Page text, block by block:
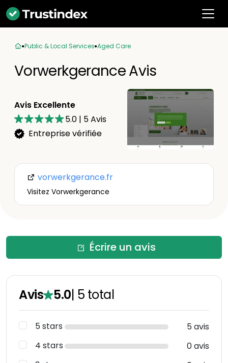
Public & Local Services Aged Care
Vorwerkgerance Avis
Avis Excellente
5.0 | 5Avis
Entreprise vérifiée
vorwerkgerance.fr
Visitez Vorwerkgerance
Écrire un avis
Avis 5.0| 5 total
5 stars
5 avis
4 stars
0 avis